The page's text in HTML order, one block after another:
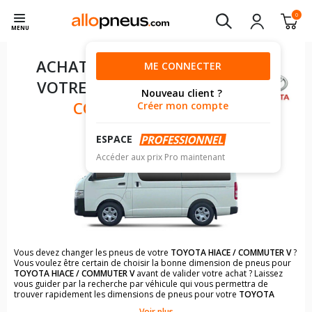
MENU
0
ME CONNECTER
Nouveau client ?
Créer mon compte
ESPACE
Accéder aux prix Pro maintenant
ACHAT DE PNEUS POUR
VOTRE TOYOTA HIACE /
COMMUTER V
Vous devez changer les pneus de votre TOYOTA HIACE / COMMUTER V?
Vous voulez être certain de choisir la bonne dimension de pneus pour
TOYOTA HIACE / COMMUTER Vavant de valider votre achat ? Laissez
vous guider par la recherche par véhicule qui vous permettra de
trouver rapidement les dimensions de pneus pour votre TOYOTA